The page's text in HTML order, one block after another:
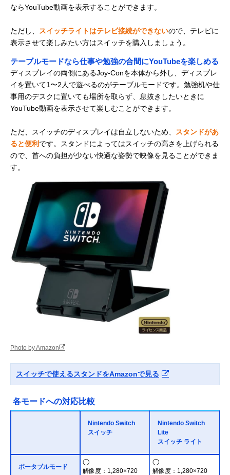
ならYouTube動画を表示することができます。
ただし、 スイッチライトはテレビ接続ができないので、テレビに
表示させて楽しみたい方はスイッチを購入しましょう。
テーブルモードなら仕事や勉強の合間にYouTubeを楽しめる
ディスプレイの両側にあるJoy-Conを本体から外し、ディスプレ
イを置いて1〜2人で遊べるのがテーブルモードです。勉強机や仕
事用のデスクに置いても場所を取らず、息抜きしたいときに
YouTube動画を表示させて楽しむことができます。
ただ、スイッチのディスプレイは自立しないため、
スタンドがあ
ると便利 です。スタンドによってはスイッチの高さを上げられる
ので、首への負担が少ない快適な姿勢で映像を見ることができま
す。
Photo by Amazon
スイッチで使えるスタンドをAmazonで見る
各モードへの対応比較
Nintendo Switch
スイッチ
Nintendo Switch
Lite
スイッチ ライト
ポータブルモード
◯
解像度：1,280×720
◯
解像度：1,280×720